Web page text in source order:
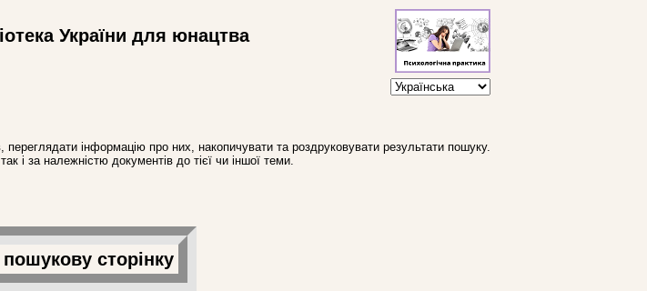
України для юнацтва
інформацію про них, накопичувати та роздруковувати результати пошуку.
і за належністю документів до тієї чи іншої теми.
сторінку